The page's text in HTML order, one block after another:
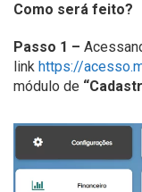
Como será feito?
Passo 1 –
link https://
módulo de